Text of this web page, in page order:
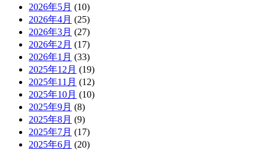
2026年5月 (10)
2026年4月 (25)
2026年3月 (27)
2026年2月 (17)
2026年1月 (33)
2025年12月 (19)
2025年11月 (12)
2025年10月 (10)
2025年9月 (8)
2025年8月 (9)
2025年7月 (17)
2025年6月 (20)